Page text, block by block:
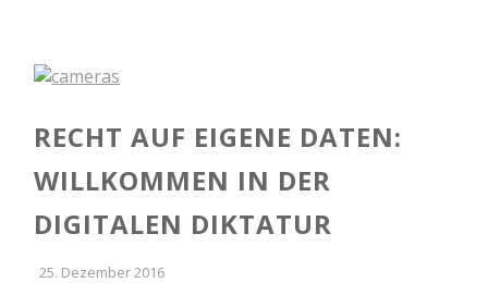
RECHT AUF EIGENE DATEN:
WILLKOMMEN IN DER
DIGITALEN DIKTATUR
25. Dezember 2016